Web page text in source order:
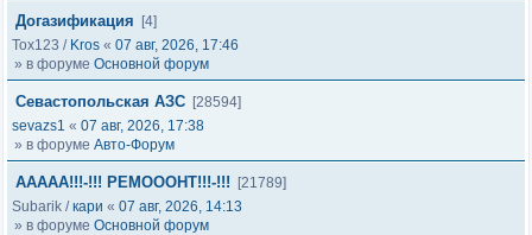
Догазификация
[4]
Tox123 / Kros « 07 авг, 2026, 17:46
» в форуме Основной форум
Севастопольская АЗС [28594]
sevazs1 « 07 авг, 2026, 17:38
» в форуме Авто-Форум
ААААА!!!-!!! РЕМОООНТ!!!-!!!
[21789]
Subarik /кари « 07 авг, 2026, 14:13
» в форуме Основной форум